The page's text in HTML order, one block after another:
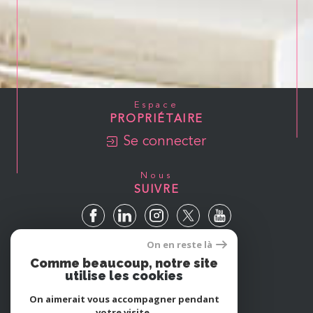
Espace
PROPRIÉTAIRE
Se connecter
Nous
SUIVRE
GOOGLE
On en reste là
Comme beaucoup, notre site
utilise les cookies
On aimerait vous accompagner pendant